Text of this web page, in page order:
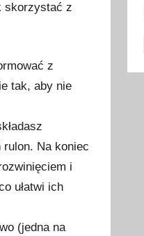
skorzystać z
z
tak, aby nie
Na koniec
i
ułatwi ich
(jedna na